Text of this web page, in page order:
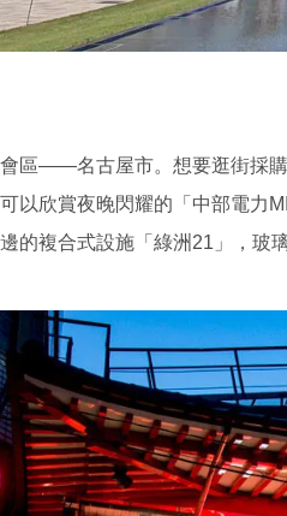
區——名古屋市。想要逛街採
以欣賞夜晚閃耀的「中部電力
的複合式設施「綠洲21」，玻